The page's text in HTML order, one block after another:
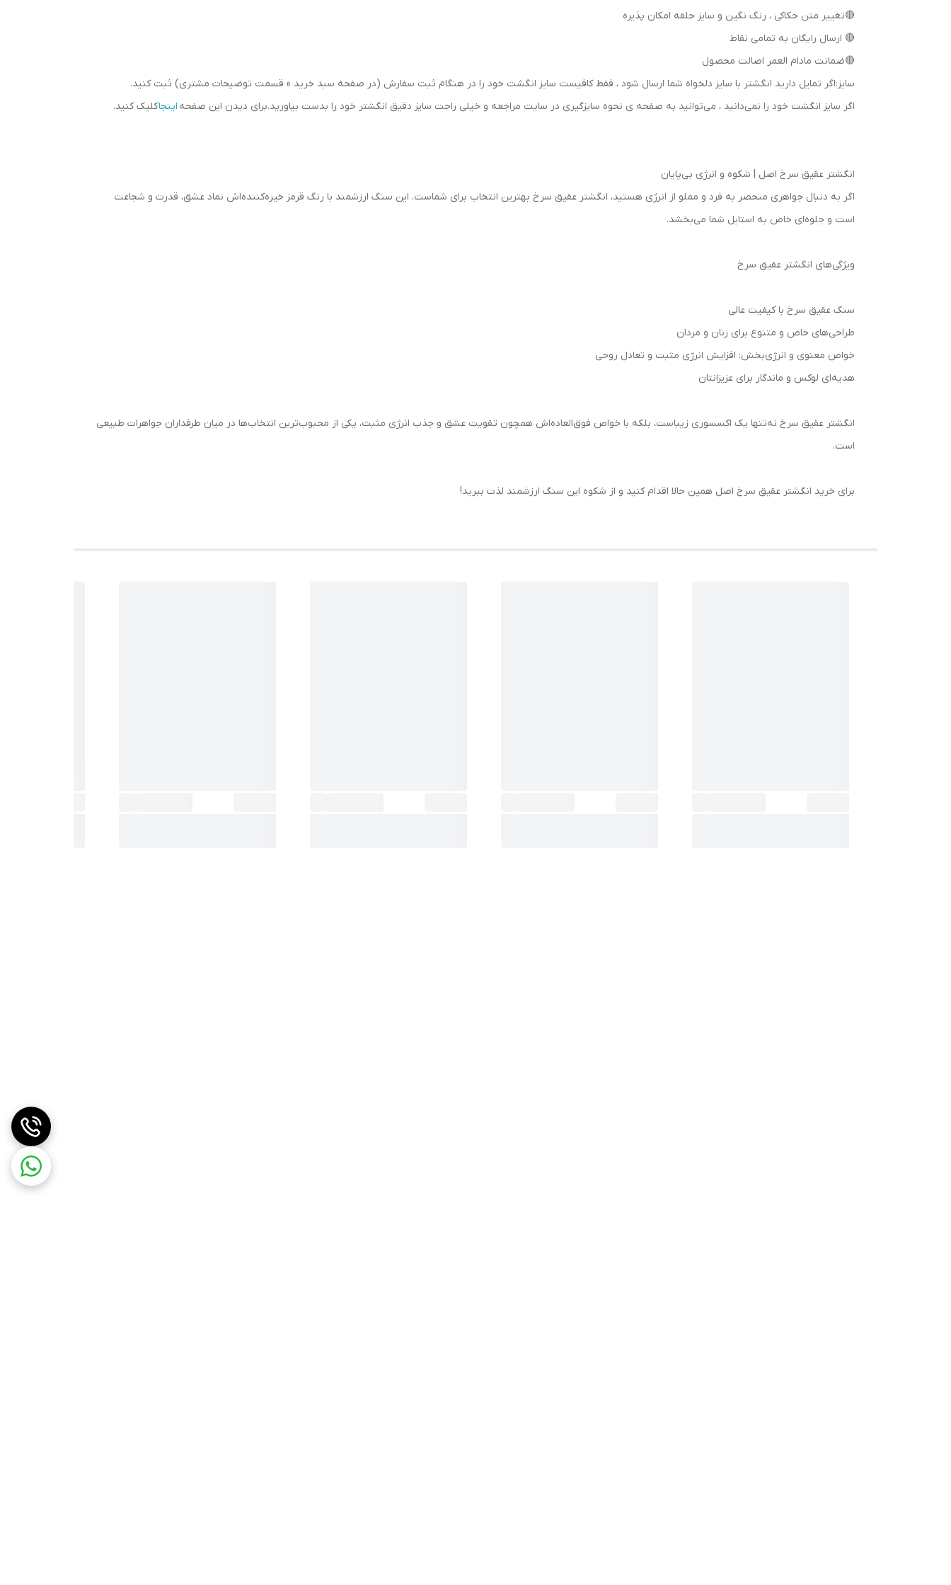
🔴 ارسال رایگان به تمامی نقاط
🔴ضمانت مادام العمر اصالت محصول
سایز:اگر تمایل دارید انگشتر با سایز دلخواه شما ارسال شود ، فقط کافیست سایز انگشت خود را در هنگام ثبت سفارش (در صفحه سبد خرید » قسمت توضیحات مشتری) ثبت کنید.
اگر سایز انگشت خود را نمی‌دانید ، می‌توانید به صفحه ی نحوه سایزگیری در سایت مراجعه و خیلی راحت سایز دقیق انگشتر خود را بدست بیاورید.برای دیدن این صفحه اینجاکلیک کنید.
انگشتر عقیق سرخ اصل | شکوه و انرژی بی‌پایان
اگر به دنبال جواهری منحصر به فرد و مملو از انرژی هستید، انگشتر عقیق سرخ بهترین انتخاب برای شماست. این سنگ ارزشمند با رنگ قرمز خیره‌کننده‌اش نماد عشق، قدرت و شجاعت
است و جلوه‌ای خاص به استایل شما می‌بخشد.
ویژگی‌های انگشتر عقیق سرخ
سنگ عقیق سرخ با کیفیت عالی
طراحی‌های خاص و متنوع برای زنان و مردان
خواص معنوی و انرژی‌بخش: افزایش انرژی مثبت و تعادل روحی
هدیه‌ای لوکس و ماندگار برای عزیزانتان
انگشتر عقیق سرخ نه‌تنها یک اکسسوری زیباست، بلکه با خواص فوق‌العاده‌اش همچون تقویت عشق و جذب انرژی مثبت، یکی از محبوب‌ترین انتخاب‌ها در میان طرفداران جواهرات طبیعی
است.
برای خرید انگشتر عقیق سرخ اصل همین حالا اقدام کنید و از شکوه این سنگ ارزشمند لذت ببرید!